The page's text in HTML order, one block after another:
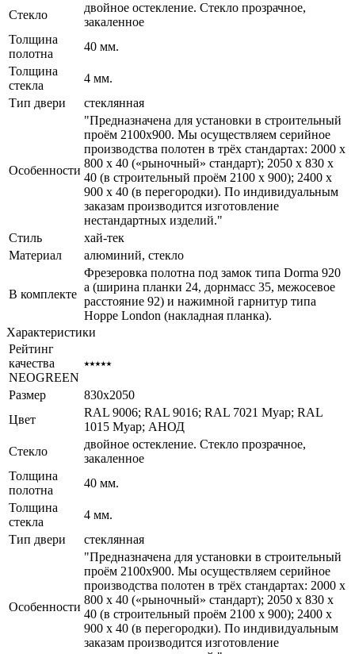
Стекло
двойное остекление. Стекло прозрачное,
закаленное
Толщина
полотна
40 мм.
Толщина
стекла
4 мм.
Тип двери
стеклянная
Особенности
"Предназначена для установки в строительный
проём 2100х900. Мы осуществляем серийное
производства полотен в трёх стандартах: 2000 х
800 х 40 («рыночный» стандарт); 2050 х 830 х
40 (в строительный проём 2100 х 900); 2400 х
900 х 40 (в перегородки). По индивидуальным
заказам производится изготовление
нестандартных изделий."
Стиль
хай-тек
Материал
алюминий, стекло
В комплекте
Фрезеровка полотна под замок типа Dorma 920
a (ширина планки 24, дорнмасс 35, межосевое
расстояние 92) и нажимной гарнитур типа
Hoppe London (накладная планка).
Характеристики
Рейтинг
качества
NEOGREEN
⭑⭑⭑⭑⭑
Размер
830x2050
Цвет
RAL 9006; RAL 9016; RAL 7021 Муар; RAL
1015 Муар; АНОД
Стекло
двойное остекление. Стекло прозрачное,
закаленное
Толщина
полотна
40 мм.
Толщина
стекла
4 мм.
Тип двери
стеклянная
Особенности
"Предназначена для установки в строительный
проём 2100х900. Мы осуществляем серийное
производства полотен в трёх стандартах: 2000 х
800 х 40 («рыночный» стандарт); 2050 х 830 х
40 (в строительный проём 2100 х 900); 2400 х
900 х 40 (в перегородки). По индивидуальным
заказам производится изготовление